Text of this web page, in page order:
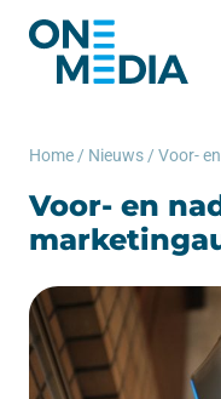
Home / Nieuws /
Voor- en